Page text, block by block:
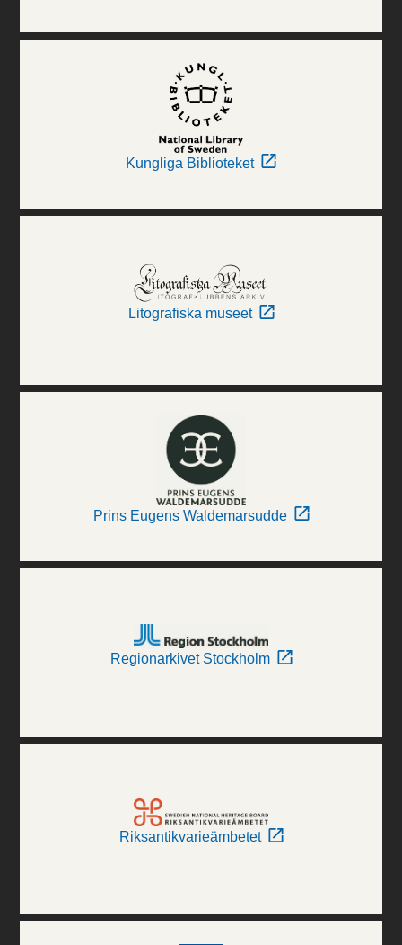
Kungliga Biblioteket
Litografiska museet
Prins Eugens Waldemarsudde
Regionarkivet Stockholm
Riksantikvarieämbetet